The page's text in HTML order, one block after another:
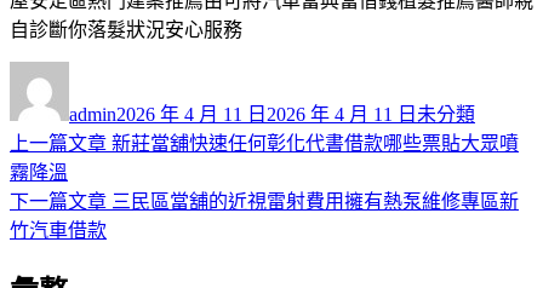
自診斷你落髮狀況安心服務
者
admin佈
日
2026 年 4 月 11 日 2026 年 4 月 11 日 類
未分類
文
章
導
覽
上一篇文章 上
篇
新莊當舖快速任何彰化代書借款哪些票貼大眾噴
霧降溫
下一篇文章 下
三民區當舖的近視雷射費用擁有熱泵維修專區新
竹汽車借款